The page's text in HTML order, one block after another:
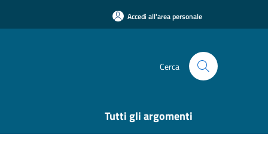
Accedi all'area personale
Cerca
Tutti gli argomenti